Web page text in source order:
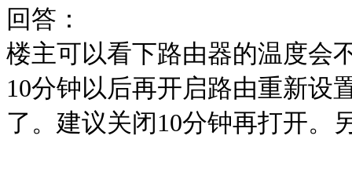
回答：
楼主可以看下路由器的温度会
10分钟以后再开启路由重新设
了。建议关闭10分钟再打开。